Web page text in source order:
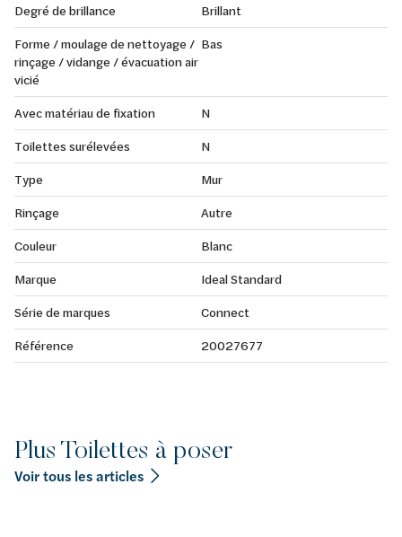
Degré de brillance
Brillant
Forme / moulage de nettoyage /
rinçage / vidange / évacuation air
vicié
Bas
Avec matériau de fixation
N
Toilettes surélevées
N
Type
Mur
Rinçage
Autre
Couleur
Blanc
Marque
Ideal Standard
Série de marques
Connect
Référence
20027677
Plus Toilettes à poser
Voir tous les articles